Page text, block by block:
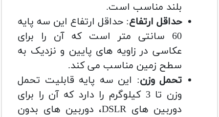
بلند مناسب است.
حداقل ارتفاع: حداقل ارتفاع این سه پایه
60 سانتی متر است که آن را برای
عکاسی در زاویه های پایین و نزدیک به
سطح زمین مناسب می کند.
تحمل وزن: این سه پایه قابلیت تحمل
وزن تا 3 کیلوگرم را دارد که آن را برای
دوربین های DSLR، دوربین های بدون